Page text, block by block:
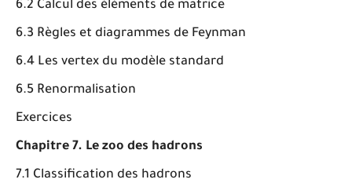
6.2 Calcul des éléments de matrice
6.3 Règles et diagrammes de Feynman
6.4 Les vertex du modèle standard
6.5 Renormalisation
Exercices
Chapitre 7. Le zoo des hadrons
7.1 Classification des hadrons